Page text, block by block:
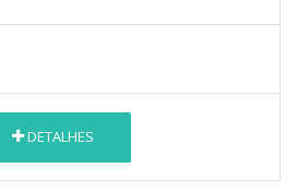
DETALHES